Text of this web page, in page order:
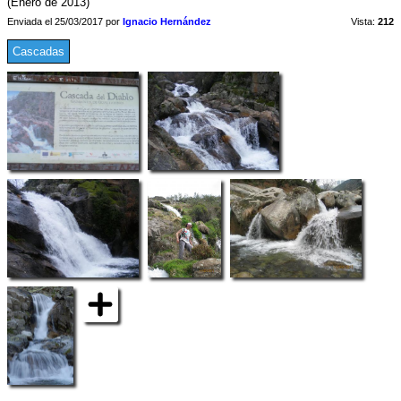
Enviada el 25/03/2017 por Ignacio Hernández Vista: 212
Cascadas